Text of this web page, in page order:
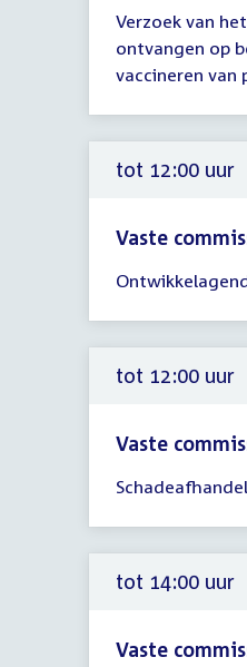
vergadering
tot
10:00
uur
Verzoek van
ontvangen op
vaccineren van
tot 12:00 uur
Vaste
vergadering
tot
12:00
uur
tot 12:00 uur
Vaste
vergadering
tot
12:00
uur
tot 14:00 uur
Vaste